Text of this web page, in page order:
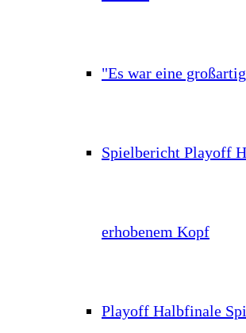
"Es war eine
Spielbericht Playoff
erhobenem Kopf
Playoff Halbfinale